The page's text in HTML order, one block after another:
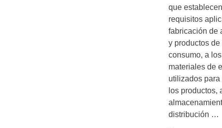
que
requisitos
fabricación de
y productos de
consumo, a los
materiales de
utilizados para
los productos,
distribución …